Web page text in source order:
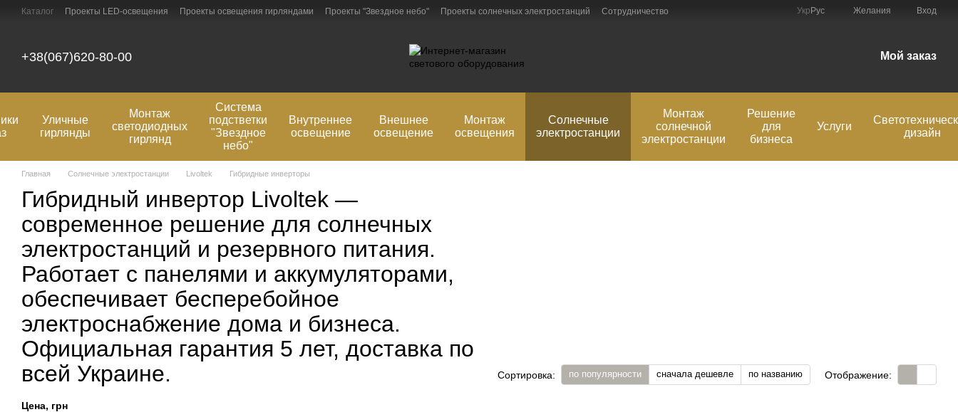
Перейти к основному контенту
Каталог Проекты LED-освещения Проекты освещения гирляндами Проекты "Звездное небо" Проекты солнечных электростанций
Сотрудничество
Укр Рус Желания Вход
+38(067)620-80-00 Мой заказ
Уличные
гирлянды
Монтаж
светодиодных
гирлянд
Система
подстветки
"Звездное
небо"
Внутреннее
освещение
Внешнее
освещение
Монтаж
освещения
Солнечные
электростанции
Монтаж
солнечной
электростанции
Решение
для
бизнеса
Услуги
дизайн
Главная Солнечные электростанции Livoltek Гибридные инверторы
Гибридный инвертор Livoltek —
современное решение для солнечных
электростанций и резервного питания.
Работает с панелями и аккумуляторами,
обеспечивает бесперебойное
электроснабжение дома и бизнеса.
Официальная гарантия 5 лет, доставка по
всей Украине.
Сортировка: по популярности сначала дешевле по названию Отображение:
Цена, грн